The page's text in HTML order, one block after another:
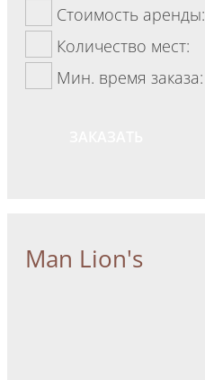
Стоимость аренды:
Количество мест:
Мин. время заказа:
Man Lion's